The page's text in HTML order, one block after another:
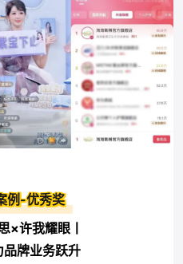
例-优秀奖
×许我耀眼丨
牌业务跃升